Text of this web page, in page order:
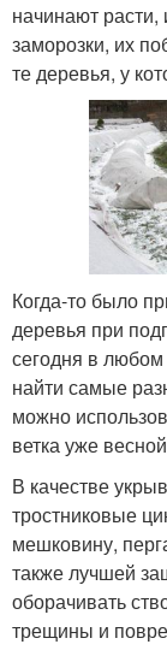
начинают расти,
заморозки, их
те деревья, у
Когда-то было
деревья при
сегодня в
найти самые
можно
ветка уже
В качестве
тростниковые
мешковину,
также лучшей
оборачивать
трещины и